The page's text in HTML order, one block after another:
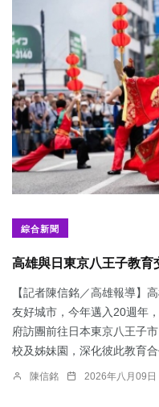
綜合新聞
高雄與日東京八王子教
【記者陳信銘／高雄報導】
友好城市，今年邁入20週年
府訪團前往日本東京八王子
校及姊妹園，深化彼此教育合
陳信銘 2026年八月09日